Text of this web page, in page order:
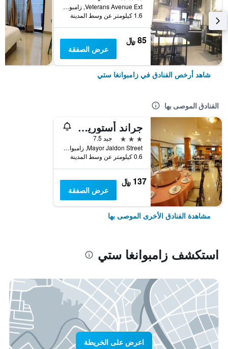
Veterans Avenue Ext, زامبوانغا ستي, الفلبين
1.6 كيلومتر عن وسط المدينة
85 ﷼
عرض الصفقة
شاهد أرخص الفنادق في زامبوانغا ستي
الفنادق الموصى بها
جراند أستوريا هوتل
3 نجوم
جيد 7.5
Mayor Jaldon Street, زامبوانغا ستي, الفلبين
0.6 كيلومتر عن وسط المدينة
137 ﷼
عرض الصفقة
مشاهدة الفنادق الأخرى الموصى بها
استكشف زامبوانغا ستي
اعرض على الخريطة